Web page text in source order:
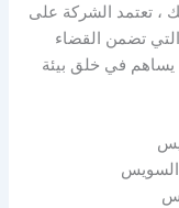
، تعتمد الشركة على
تضمن القضاء
يساهم في خلق بيئة